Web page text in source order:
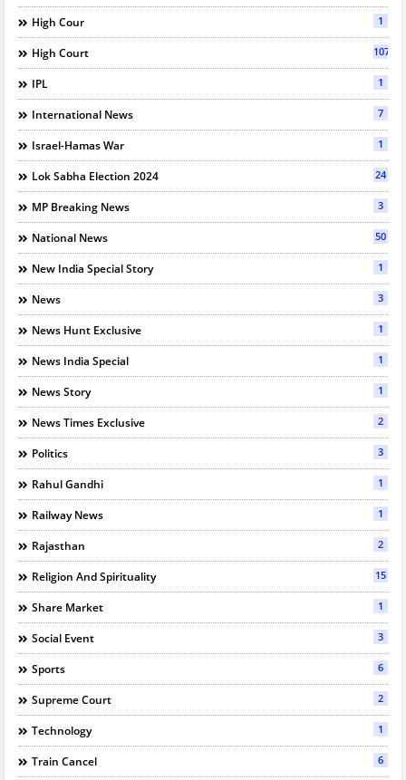
High Cour 1
High Court 107
IPL 1
International News 7
Israel-Hamas War 1
Lok Sabha Election 2024 24
MP Breaking News 3
National News 50
New India Special Story 1
News 3
News Hunt Exclusive 1
News India Special 1
News Story 1
News Times Exclusive 2
Politics 3
Rahul Gandhi 1
Railway News 1
Rajasthan 2
Religion And Spirituality 15
Share Market 1
Social Event 3
Sports 6
Supreme Court 2
Technology 1
Train Cancel 6